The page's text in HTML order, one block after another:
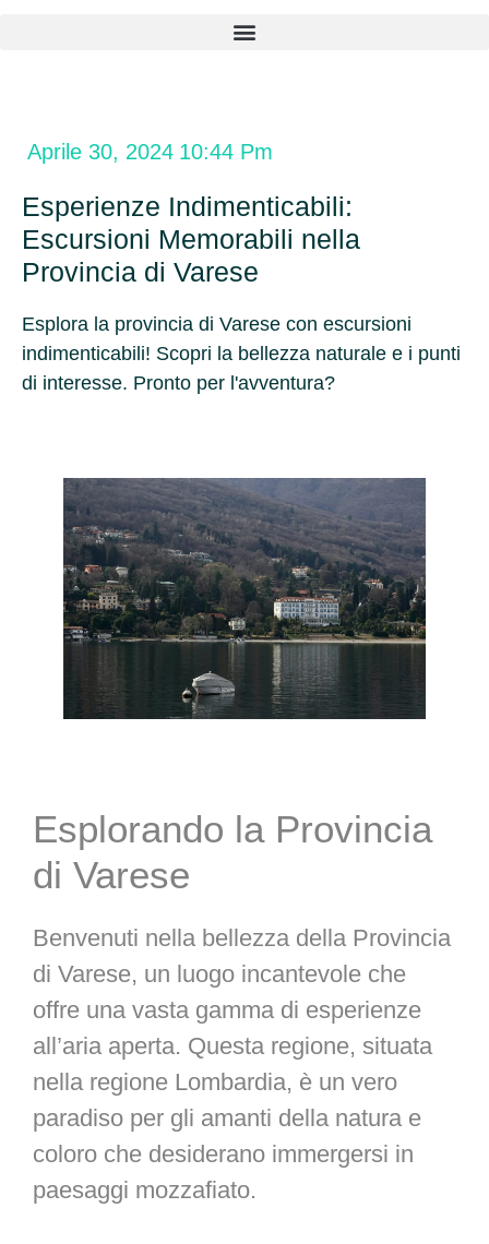
Aprile 30, 2024 10:44 Pm
Esperienze Indimenticabili:
Escursioni Memorabili nella
Provincia di Varese
Esplora la provincia di Varese con escursioni
indimenticabili! Scopri la bellezza naturale e i punti
di interesse. Pronto per l'avventura?
Esplorando la Provincia
di Varese
Benvenuti nella bellezza della Provincia
di Varese, un luogo incantevole che
offre una vasta gamma di esperienze
all’aria aperta. Questa regione, situata
nella regione Lombardia, è un vero
paradiso per gli amanti della natura e
coloro che desiderano immergersi in
paesaggi mozzafiato.